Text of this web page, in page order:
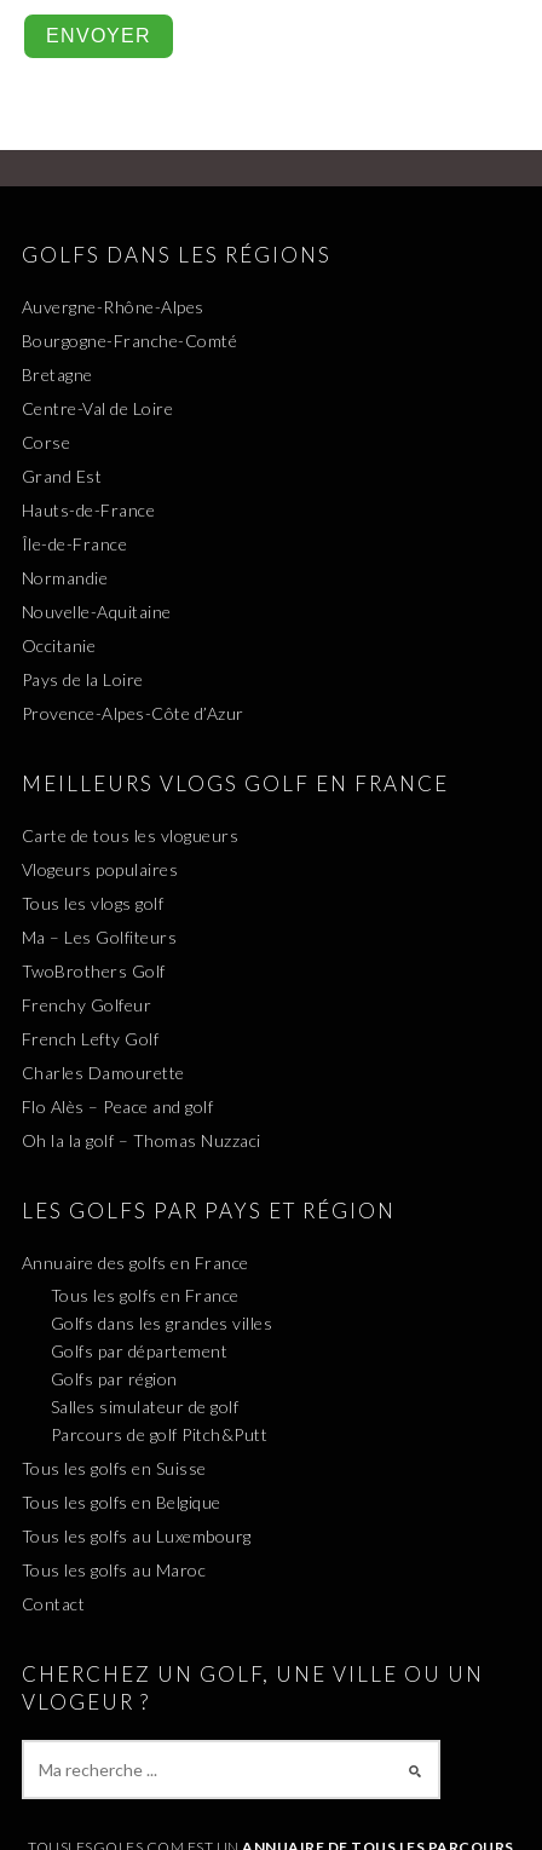
GOLFS DANS LES RÉGIONS
Auvergne-Rhône-Alpes
Bourgogne-Franche-Comté
Bretagne
Centre-Val de Loire
Corse
Grand Est
Hauts-de-France
Île-de-France
Normandie
Nouvelle-Aquitaine
Occitanie
Pays de la Loire
Provence-Alpes-Côte d’Azur
MEILLEURS VLOGS GOLF EN FRANCE
Carte de tous les vlogueurs
Vlogeurs populaires
Tous les vlogs golf
Ma – Les Golfiteurs
TwoBrothers Golf
Frenchy Golfeur
French Lefty Golf
Charles Damourette
Flo Alès – Peace and golf
Oh la la golf – Thomas Nuzzaci
LES GOLFS PAR PAYS ET RÉGION
Annuaire des golfs en France
Tous les golfs en France
Golfs dans les grandes villes
Golfs par département
Golfs par région
Salles simulateur de golf
Parcours de golf Pitch&Putt
Tous les golfs en Suisse
Tous les golfs en Belgique
Tous les golfs au Luxembourg
Tous les golfs au Maroc
Contact
CHERCHEZ UN GOLF, UNE VILLE OU UN
VLOGEUR ?